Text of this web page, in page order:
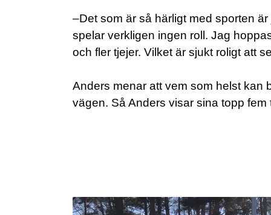
–Det som är så härligt med sporten
spelar verkligen ingen roll. Jag
och fler tjejer. Vilket är sjukt roligt att
Anders menar att vem som helst kan
vägen. Så Anders visar sina topp
Videospelare